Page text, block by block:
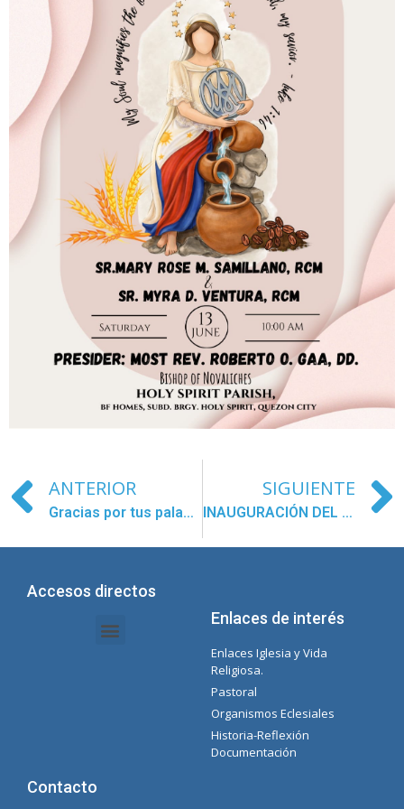
ANTERIOR
Gracias por tus palabras Santo Padre
SIGUIENTE
INAUGURACIÓN DEL NUEVO AÑO ACADÉMICO
Accesos directos
Enlaces de interés
Enlaces Iglesia y Vida
Religiosa.
Pastoral
Organismos Eclesiales
Historia-Reflexión
Documentación
Contacto